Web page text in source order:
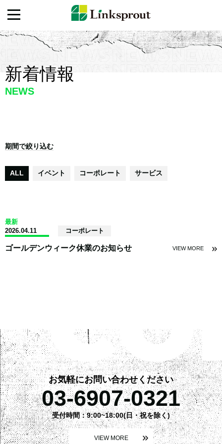
新着情報
NEWS
期間で絞り込む
ALL イベント コーポレート サービス
2026.04.11 コーポレート
ゴールデンウィーク休業のお知らせ VIEW MORE
お気軽にお問い合わせください
03-6907-0321
受付時間：9:00~18:00(日・祝を除く)
VIEW MORE